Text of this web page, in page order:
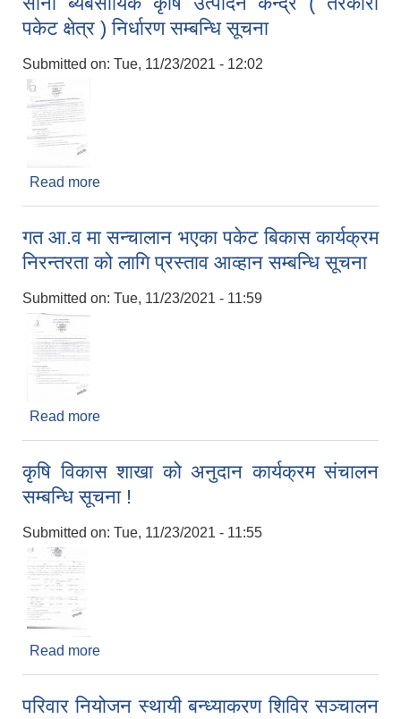
पकेट क्षेत्र ) निर्धारण सम्बन्धि सूचना
Submitted on: Tue, 11/23/2021 - 12:02
Read more
गत आ.व मा सन्चालान भएका पकेट बिकास कार्यक्रम
निरन्तरता को लागि प्रस्ताव आव्हान सम्बन्धि सूचना
Submitted on: Tue, 11/23/2021 - 11:59
Read more
कृषि विकास शाखा को अनुदान कार्यक्रम संचालन
सम्बन्धि सूचना !
Submitted on: Tue, 11/23/2021 - 11:55
Read more
परिवार नियोजन स्थायी बन्ध्याकरण शिविर सञ्चालन